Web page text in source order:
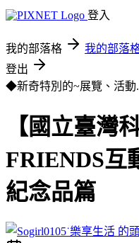
登入
我的部落格 我的部落
登出
◆新奇特別的~展覽、活動
【國立臺灣
FRIENDS互
紀念品篇